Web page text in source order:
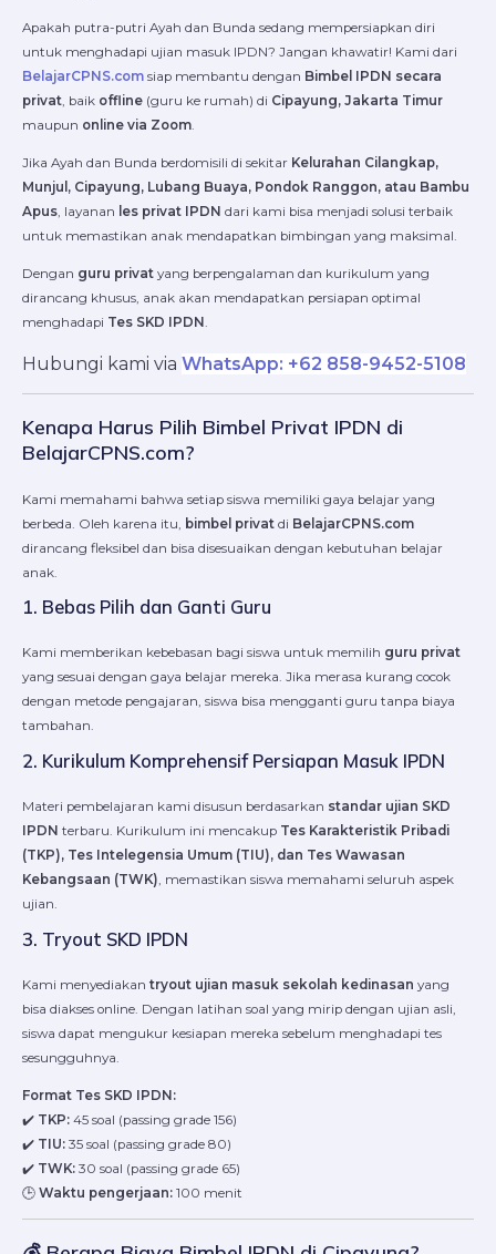
Apakah putra-putri Ayah dan Bunda sedang mempersiapkan diri
untuk menghadapi ujian masuk IPDN? Jangan khawatir! Kami dari
BelajarCPNS.com siap membantu dengan Bimbel IPDN secara
privat, baik offline (guru ke rumah) di Cipayung, Jakarta Timur
maupun online via Zoom.
Jika Ayah dan Bunda berdomisili di sekitar Kelurahan Cilangkap,
Munjul, Cipayung, Lubang Buaya, Pondok Ranggon, atau Bambu
Apus, layanan les privat IPDN dari kami bisa menjadi solusi terbaik
untuk memastikan anak mendapatkan bimbingan yang maksimal.
Dengan guru privat yang berpengalaman dan kurikulum yang
dirancang khusus, anak akan mendapatkan persiapan optimal
menghadapi Tes SKD IPDN .
Hubungi kami via WhatsApp: +62 858-9452-5108
Kenapa Harus Pilih Bimbel Privat IPDN di
BelajarCPNS.com?
Kami memahami bahwa setiap siswa memiliki gaya belajar yang
berbeda. Oleh karena itu,
bimbel privat di BelajarCPNS.com
dirancang fleksibel dan bisa disesuaikan dengan kebutuhan belajar
anak.
1. Bebas Pilih dan Ganti Guru
Kami memberikan kebebasan bagi siswa untuk memilih guru privat
yang sesuai dengan gaya belajar mereka. Jika merasa kurang cocok
dengan metode pengajaran, siswa bisa mengganti guru tanpa biaya
tambahan.
2. Kurikulum Komprehensif Persiapan Masuk IPDN
Materi pembelajaran kami disusun berdasarkan standar ujian SKD
IPDN terbaru. Kurikulum ini mencakup Tes Karakteristik Pribadi
(TKP), Tes Intelegensia Umum (TIU), dan Tes Wawasan
Kebangsaan (TWK), memastikan siswa memahami seluruh aspek
ujian.
3. Tryout SKD IPDN
Kami menyediakan tryout ujian masuk sekolah kedinasan yang
bisa diakses online. Dengan latihan soal yang mirip dengan ujian asli,
siswa dapat mengukur kesiapan mereka sebelum menghadapi tes
sesungguhnya.
Format Tes SKD IPDN:
✔️ TKP: 45 soal (passing grade 156)
✔️ TIU: 35 soal (passing grade 80)
✔️ TWK: 30 soal (passing grade 65)
🕒 Waktu pengerjaan: 100 menit